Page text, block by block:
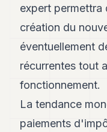
IMMOBILIER
PRIVATE
EQUITY
SPORT
JURIDIQUE
expert permettra
création du
éventuellement
récurrentes tout
fonctionnement.
La tendance
paiements